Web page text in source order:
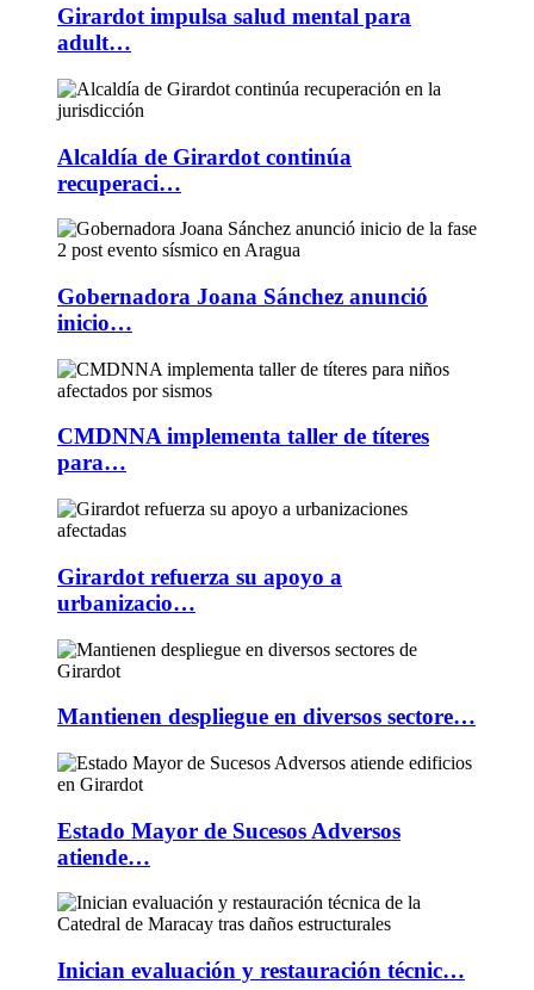
Girardot impulsa salud mental para
adult…
Alcaldía de Girardot continúa
recuperaci…
Gobernadora Joana Sánchez anunció
inicio…
CMDNNA implementa taller de títeres
para…
Girardot refuerza su apoyo a
urbanizacio…
Mantienen despliegue en diversos sectore…
Estado Mayor de Sucesos Adversos
atiende…
Inician evaluación y restauración técnic…